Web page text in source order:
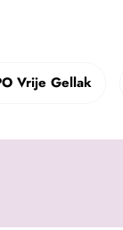
Vrije Gellak